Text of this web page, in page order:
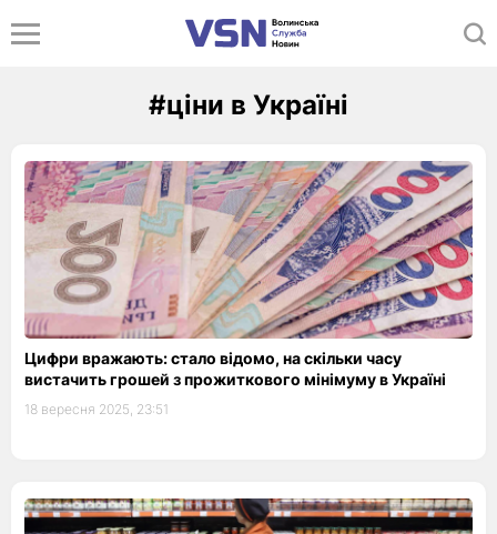
#ціни в Україні
Цифри вражають: стало відомо, на скільки часу
вистачить грошей з прожиткового мінімуму в Україні
18 вересня 2025, 23:51